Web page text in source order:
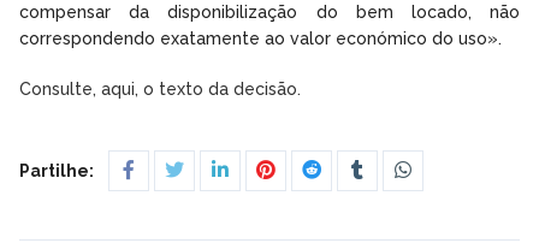
compensar da disponibilização do bem locado, não
correspondendo exatamente ao valor económico do uso».
Consulte, aqui, o texto da decisão.
Partilhe: